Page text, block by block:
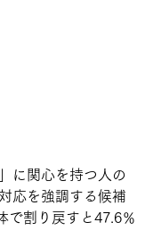
に関心を持つ人の
応を強調する候補
で割り戻すと47.6％